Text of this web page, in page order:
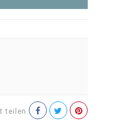
teilen